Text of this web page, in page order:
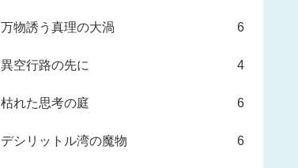
万物誘う真理の大渦 6
異空行路の先に 4
枯れた思考の庭 6
デシリットル湾の魔物 6